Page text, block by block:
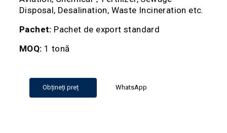
Disposal, Desalination, Waste Incineration etc.
Pachet: Pachet de export standard
MOQ: 1 tonă
Obțineți preț WhatsApp